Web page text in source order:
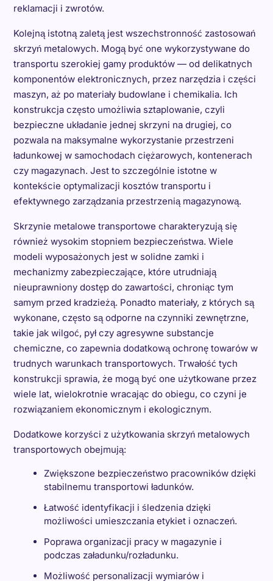
reklamacji i zwrotów.
Kolejną istotną zaletą jest wszechstronność zastosowań
skrzyń metalowych. Mogą być one wykorzystywane do
transportu szerokiej gamy produktów — od delikatnych
komponentów elektronicznych, przez narzędzia i części
maszyn, aż po materiały budowlane i chemikalia. Ich
konstrukcja często umożliwia sztaplowanie, czyli
bezpieczne układanie jednej skrzyni na drugiej, co
pozwala na maksymalne wykorzystanie przestrzeni
ładunkowej w samochodach ciężarowych, kontenerach
czy magazynach. Jest to szczególnie istotne w
kontekście optymalizacji kosztów transportu i
efektywnego zarządzania przestrzenią magazynową.
Skrzynie metalowe transportowe charakteryzują się
również wysokim stopniem bezpieczeństwa. Wiele
modeli wyposażonych jest w solidne zamki i
mechanizmy zabezpieczające, które utrudniają
nieuprawniony dostęp do zawartości, chroniąc tym
samym przed kradzieżą. Ponadto materiały, z których są
wykonane, często są odporne na czynniki zewnętrzne,
takie jak wilgoć, pył czy agresywne substancje
chemiczne, co zapewnia dodatkową ochronę towarów w
trudnych warunkach transportowych. Trwałość tych
konstrukcji sprawia, że mogą być one użytkowane przez
wiele lat, wielokrotnie wracając do obiegu, co czyni je
rozwiązaniem ekonomicznym i ekologicznym.
Dodatkowe korzyści z użytkowania skrzyń metalowych
transportowych obejmują:
Zwiększone bezpieczeństwo pracowników dzięki
stabilnemu transportowi ładunków.
Łatwość identyfikacji i śledzenia dzięki
możliwości umieszczania etykiet i oznaczeń.
Poprawa organizacji pracy w magazynie i
podczas załadunku/rozładunku.
Możliwość personalizacji wymiarów i